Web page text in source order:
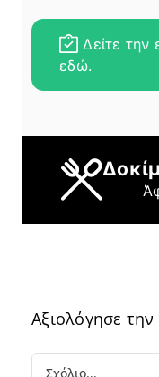
Δείτε την
εδώ.
Αξιολόγησε
Comment